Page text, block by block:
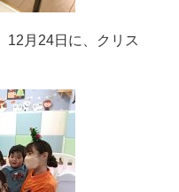
12月24日に、クリス